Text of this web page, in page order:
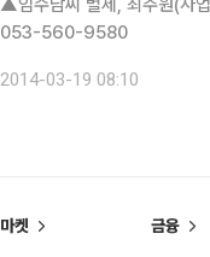
▲임수남씨 별세, 최주원(사
053-560-9580
2014-03-19 08:10
마켓 금융